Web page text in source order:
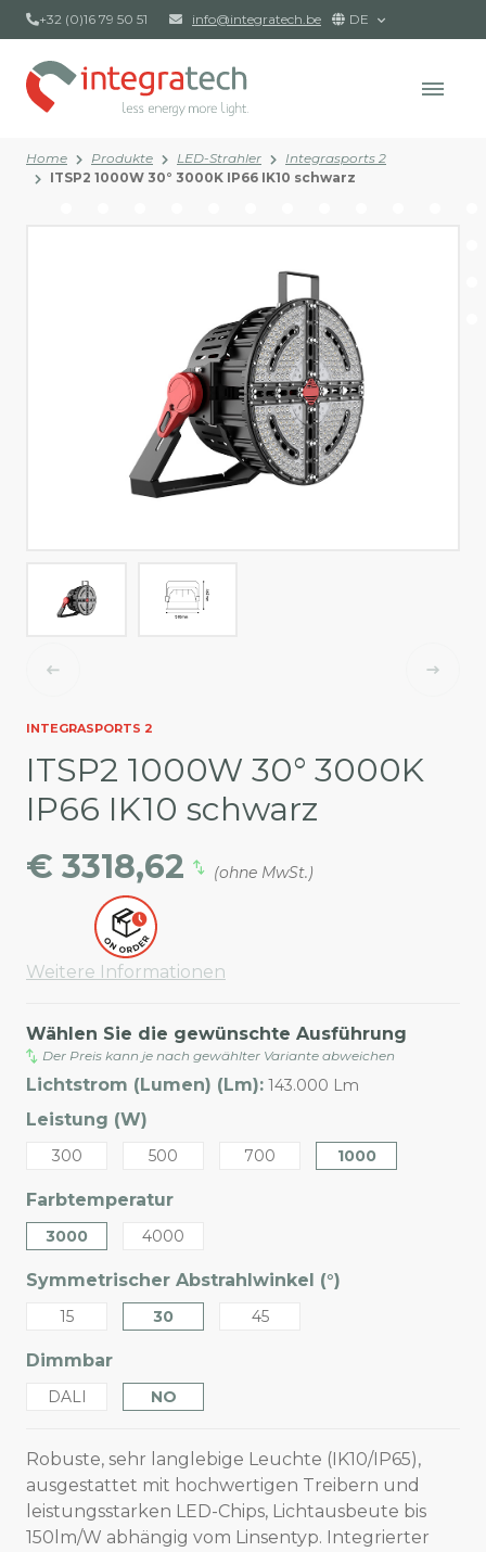
+32 (0)16 79 50 51 info@integratech.be DE
Home Produkte LED-Strahler
Integrasports 2
ITSP2 1000W 30° 3000K IP66 IK10 schwarz
INTEGRASPORTS 2
ITSP2 1000W 30° 3000K
IP66 IK10 schwarz
€ 3318,62
(ohne MwSt.)
Weitere Informationen
Wählen Sie die gewünschte Ausführung
Der Preis kann je nach gewählter Variante abweichen
Lichtstrom (Lumen) (Lm): 143.000 Lm
Leistung (W)
300 500 700 1000
Farbtemperatur
3000 4000
Symmetrischer Abstrahlwinkel (°)
15 30 45
Dimmbar
DALI NO
Robuste, sehr langlebige Leuchte (IK10/IP65),
ausgestattet mit hochwertigen Treibern und
leistungsstarken LED-Chips, Lichtausbeute bis
150lm/W abhängig vom Linsentyp. Integrierter